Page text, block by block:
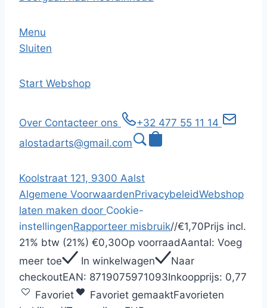
Menu
Sluiten
Start Webshop
Over Contacteer ons
+32 477 55 11 14
alostadarts@gmail.com
Koolstraat 121, 9300 Aalst
Algemene VoorwaardenPrivacybeleidWebshop
laten maken door Cookie-
instellingenRapporteer misbruik//€1,70Prijs incl.
21% btw (21%) €0,30Op voorraadAantal: Voeg
meer toe
In winkelwagen
Naar
checkoutEAN: 8719075971093Inkoopprijs: 0,77
Favoriet
Favoriet gemaaktFavorieten